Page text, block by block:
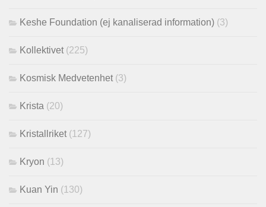
Keshe Foundation (ej kanaliserad information) (3)
Kollektivet (225)
Kosmisk Medvetenhet (3)
Krista (20)
Kristallriket (127)
Kryon (13)
Kuan Yin (130)